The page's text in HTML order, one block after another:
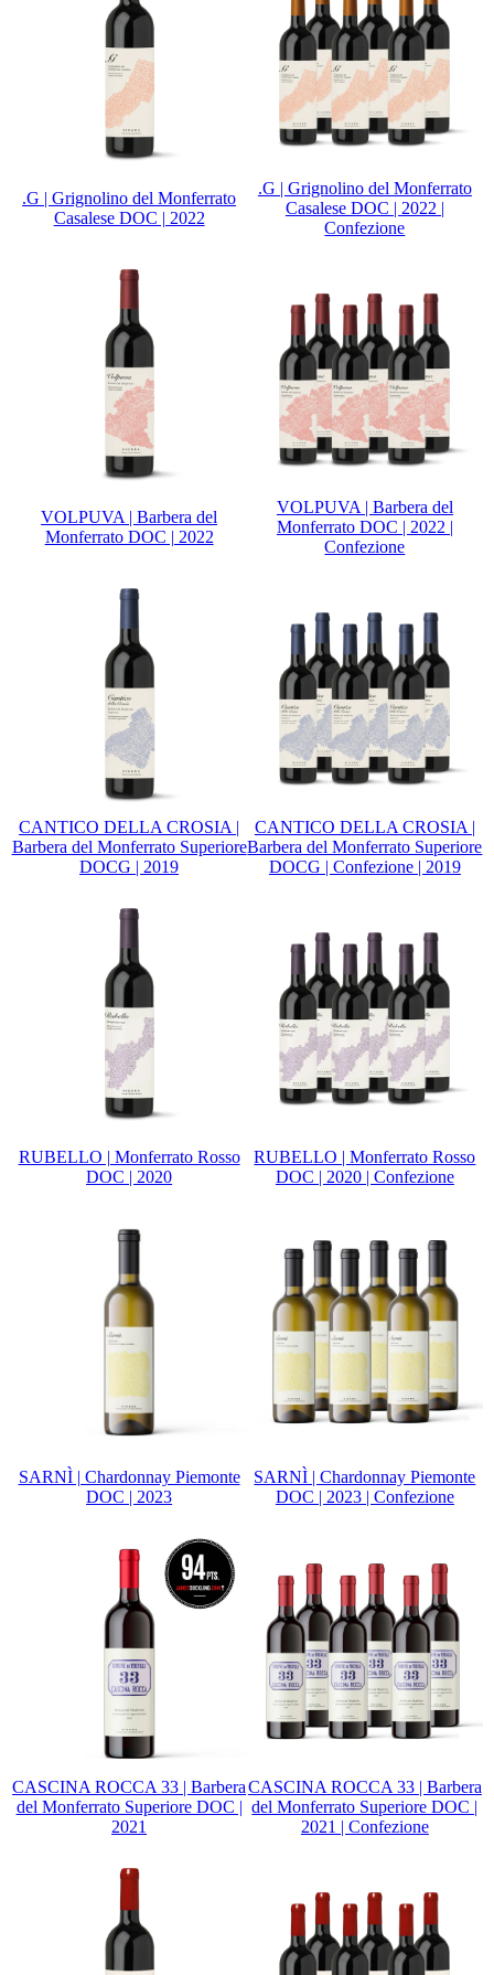
.G | Grignolino del Monferrato
Casalese DOC | 2022
.G | Grignolino del Monferrato
Casalese DOC | 2022 |
Confezione
VOLPUVA | Barbera del
Monferrato DOC | 2022
VOLPUVA | Barbera del
Monferrato DOC | 2022 |
Confezione
CANTICO DELLA CROSIA |
Barbera del Monferrato Superiore
DOCG | 2019
CANTICO DELLA CROSIA |
Barbera del Monferrato Superiore
DOCG | Confezione | 2019
RUBELLO | Monferrato Rosso
DOC | 2020
RUBELLO | Monferrato Rosso
DOC | 2020 | Confezione
SARNÌ | Chardonnay Piemonte
DOC | 2023
SARNÌ | Chardonnay Piemonte
DOC | 2023 | Confezione
CASCINA ROCCA 33 | Barbera
del Monferrato Superiore DOC |
2021
CASCINA ROCCA 33 | Barbera
del Monferrato Superiore DOC |
2021 | Confezione